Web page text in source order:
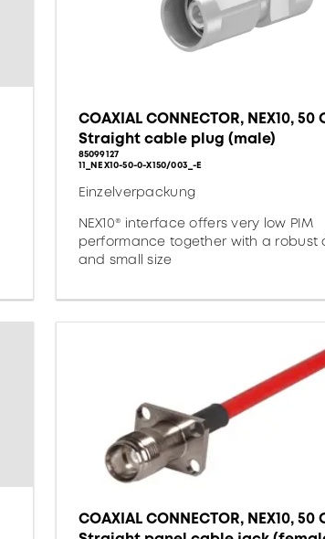
COAXIAL CONNECTOR, NEX10, 50
Straight cable plug (male)
85099127
11_NEX10-50-0-X150/003_-E
Einzelverpackung
NEX10® interface offers very low PIM
performance together with a robust
and small size
COAXIAL CONNECTOR, NEX10, 50